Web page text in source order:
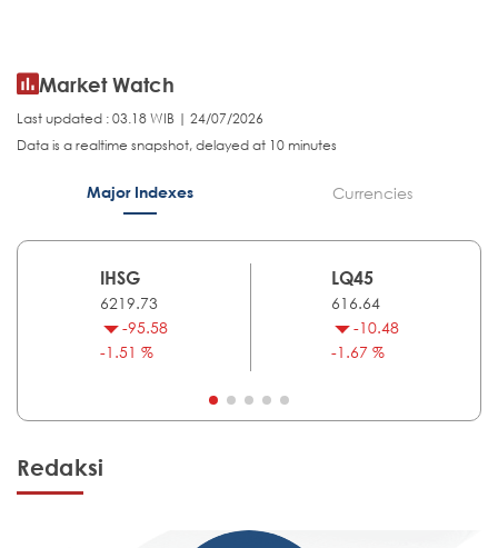
Market Watch
Last updated : 03.18 WIB | 24/07/2026
Data is a realtime snapshot, delayed at 10 minutes
Major Indexes Currencies
IHSG
6219.73
-95.58
-1.51 %
LQ45
616.64
-10.48
-1.67 %
Redaksi